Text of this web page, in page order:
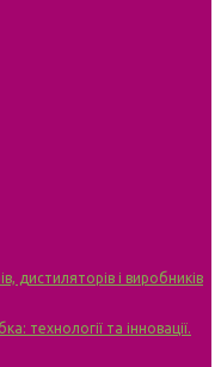
дистиляторів і виробників
технології та інновації.